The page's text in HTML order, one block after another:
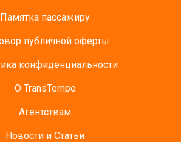
Памятка пасcажиру
публичной оферты
конфиденциальности
О TransTempo
Агентствам
Новости и Статьи